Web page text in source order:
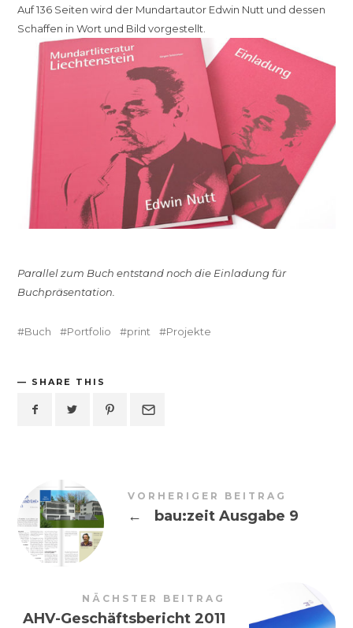
Auf 136 Seiten wird der Mundartautor Edwin Nutt und dessen
Schaffen in Wort und Bild vorgestellt.
Parallel zum Buch entstand noch die Einladung für
Buchpräsentation.
Buch Portfolio print Projekte
SHARE THIS
VORHERIGER BEITRAG
← bau:zeit Ausgabe 9
NÄCHSTER BEITRAG
AHV-Geschäftsbericht 2011